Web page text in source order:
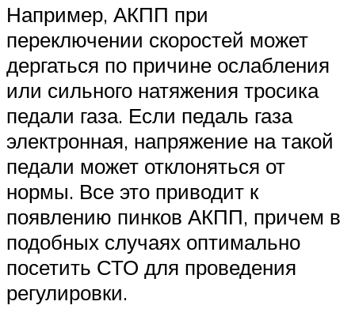
Например, АКПП при
переключении скоростей может
дергаться по причине ослабления
или сильного натяжения тросика
педали газа. Если педаль газа
электронная, напряжение на такой
педали может отклоняться от
нормы. Все это приводит к
появлению пинков АКПП, причем в
подобных случаях оптимально
посетить СТО для проведения
регулировки.